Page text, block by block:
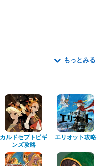
もっとみる
カルドセプトビギ
ンズ攻略
エリオット攻略